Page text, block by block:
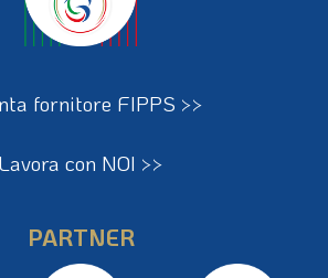
fornitore FIPPS >>
Lavora con NOI >>
PARTNER